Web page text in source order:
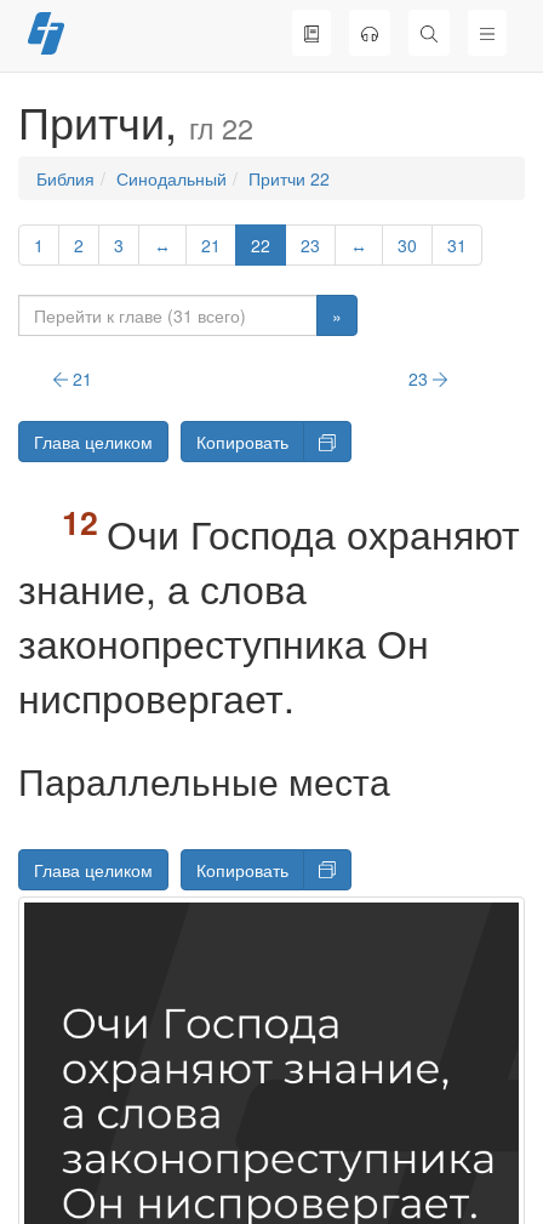
Перейти
к
Притчи, гл 22
Библия Синодальный Притчи 22
1 2 3 ↔ 21 22 23 ↔ 30 31
»
21 23
Глава целиком Копировать
Очи Господа охраняют
знание, а слова
законопреступника Он
ниспровергает.
Параллельные места
Глава целиком Копировать